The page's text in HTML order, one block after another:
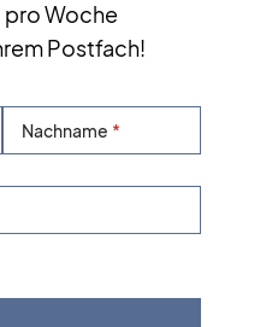
pro Woche
Postfach!
Nachname